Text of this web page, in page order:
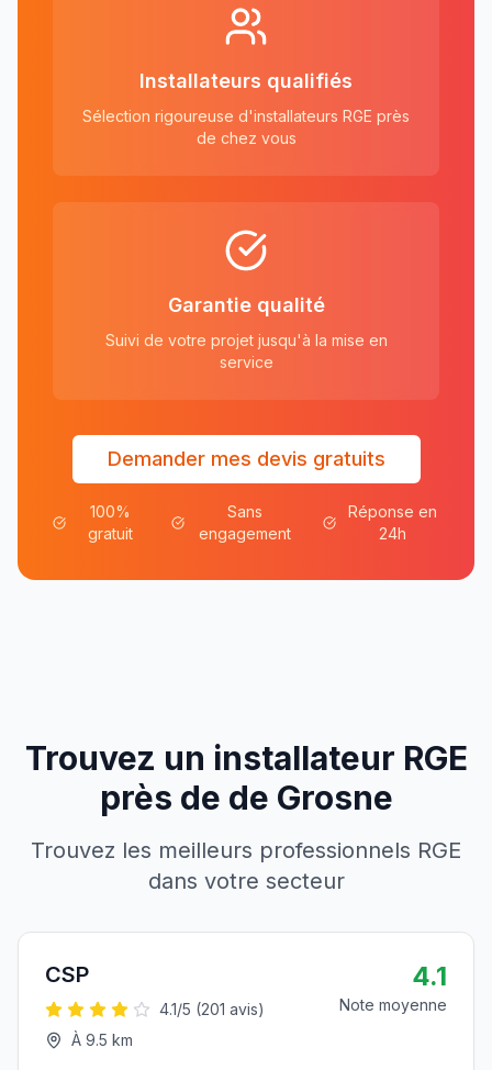
Installateurs qualifiés
Sélection rigoureuse d'installateurs RGE près
de chez vous
Garantie qualité
Suivi de votre projet jusqu'à la mise en
service
Demander mes devis gratuits
100%
gratuit
Sans
engagement
Réponse en
24h
Trouvez un installateur RGE
près de de Grosne
Trouvez les meilleurs professionnels RGE
dans votre secteur
CSP
4.1/5 (201 avis)
À 9.5 km
4.1
Note moyenne